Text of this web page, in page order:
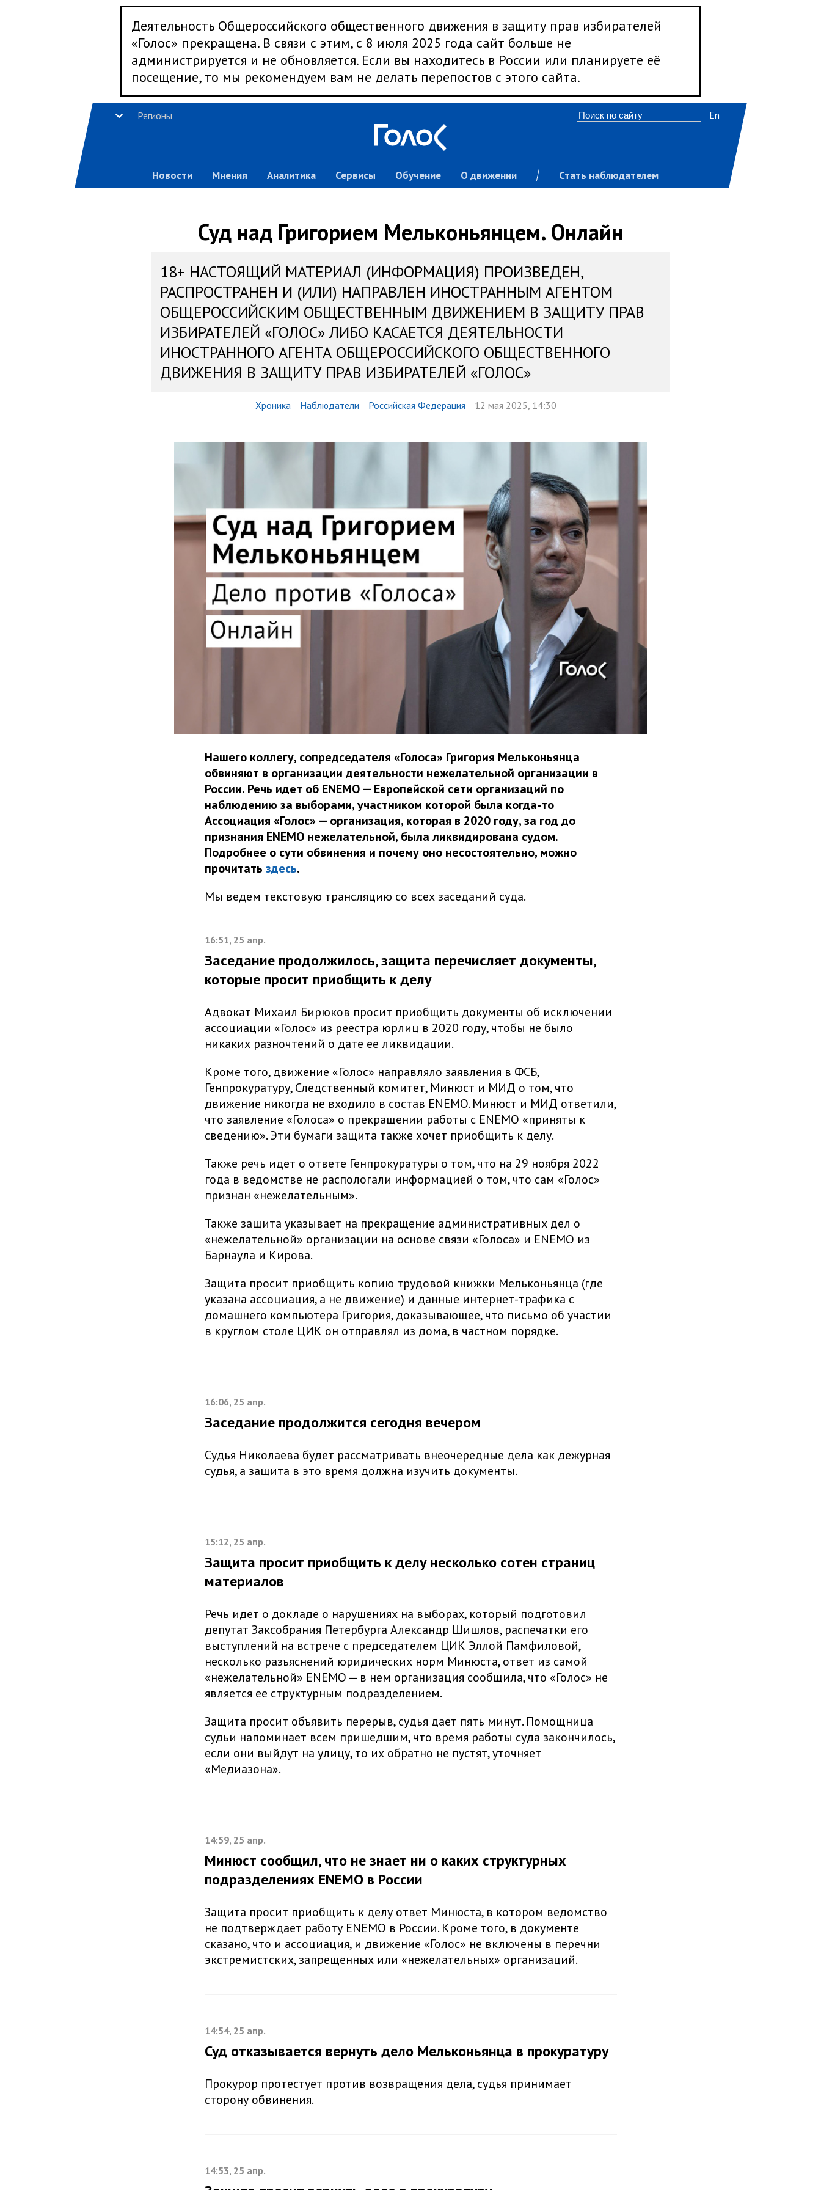
Деятельность Общероссийского общественного движения в защиту прав избирателей
«Голос» прекращена. В связи с этим, с 8 июля 2025 года сайт больше не
администрируется и не обновляется. Если вы находитесь в России или планируете её
посещение, то мы рекомендуем вам не делать перепостов с этого сайта.
Регионы
Новости Мнения Аналитика Сервисы Обучение О движении Стать наблюдателем
En
Суд над Григорием Мельконьянцем. Онлайн
18+ НАСТОЯЩИЙ МАТЕРИАЛ (ИНФОРМАЦИЯ) ПРОИЗВЕДЕН,
РАСПРОСТРАНЕН И (ИЛИ) НАПРАВЛЕН ИНОСТРАННЫМ АГЕНТОМ
ОБЩЕРОССИЙСКИМ ОБЩЕСТВЕННЫМ ДВИЖЕНИЕМ В ЗАЩИТУ ПРАВ
ИЗБИРАТЕЛЕЙ «ГОЛОС» ЛИБО КАСАЕТСЯ ДЕЯТЕЛЬНОСТИ
ИНОСТРАННОГО АГЕНТА ОБЩЕРОССИЙСКОГО ОБЩЕСТВЕННОГО
ДВИЖЕНИЯ В ЗАЩИТУ ПРАВ ИЗБИРАТЕЛЕЙ «ГОЛОС»
Хроника Наблюдатели Российская Федерация 12 мая 2025, 14:30
Нашего коллегу, сопредседателя «Голоса» Григория Мельконьянца
обвиняют в организации деятельности нежелательной организации в
России. Речь идет об ENEMO — Европейской сети организаций по
наблюдению за выборами, участником которой была когда-то
Ассоциация «Голос» — организация, которая в 2020 году, за год до
признания ENEMO нежелательной, была ликвидирована судом.
Подробнее о сути обвинения и почему оно несостоятельно, можно
прочитать здесь.
Мы ведем текстовую трансляцию со всех заседаний суда.
16:51, 25 апр.
Заседание продолжилось, защита перечисляет документы,
которые просит приобщить к делу
Адвокат Михаил Бирюков просит приобщить документы об исключении
ассоциации «Голос» из реестра юрлиц в 2020 году, чтобы не было
никаких разночтений о дате ее ликвидации.
Кроме того, движение «Голос» направляло заявления в ФСБ,
Генпрокуратуру, Следственный комитет, Минюст и МИД о том, что
движение никогда не входило в состав ENEMO. Минюст и МИД ответили,
что заявление «Голоса» о прекращении работы с ENEMO «приняты к
сведению». Эти бумаги защита также хочет приобщить к делу.
Также речь идет о ответе Генпрокуратуры о том, что на 29 ноября 2022
года в ведомстве не распологали информацией о том, что сам «Голос»
признан «нежелательным».
Также защита указывает на прекращение административных дел о
«нежелательной» организации на основе связи «Голоса» и ENEMO из
Барнаула и Кирова.
Защита просит приобщить копию трудовой книжки Мельконьянца (где
указана ассоциация, а не движение) и данные интернет-трафика с
домашнего компьютера Григория, доказывающее, что письмо об участии
в круглом столе ЦИК он отправлял из дома, в частном порядке.
16:06, 25 апр.
Заседание продолжится сегодня вечером
Судья Николаева будет рассматривать внеочередные дела как дежурная
судья, а защита в это время должна изучить документы.
15:12, 25 апр.
Защита просит приобщить к делу несколько сотен страниц
материалов
Речь идет о докладе о нарушениях на выборах, который подготовил
депутат Заксобрания Петербурга Александр Шишлов, распечатки его
выступлений на встрече с председателем ЦИК Эллой Памфиловой,
несколько разъяснений юридических норм Минюста, ответ из самой
«нежелательной» ENEMO — в нем организация сообщила, что «Голос» не
является ее структурным подразделением.
Защита просит объявить перерыв, судья дает пять минут. Помощница
судьи напоминает всем пришедшим, что время работы суда закончилось,
если они выйдут на улицу, то их обратно не пустят, уточняет
«Медиазона».
14:59, 25 апр.
Минюст сообщил, что не знает ни о каких структурных
подразделениях ENEMO в России
Защита просит приобщить к делу ответ Минюста, в котором ведомство
не подтверждает работу ENEMO в России. Кроме того, в документе
сказано, что и ассоциация, и движение «Голос» не включены в перечни
экстремистских, запрещенных или «нежелательных» организаций.
14:54, 25 апр.
Суд отказывается вернуть дело Мельконьянца в прокуратуру
Прокурор протестует против возвращения дела, судья принимает
сторону обвинения.
14:53, 25 апр.